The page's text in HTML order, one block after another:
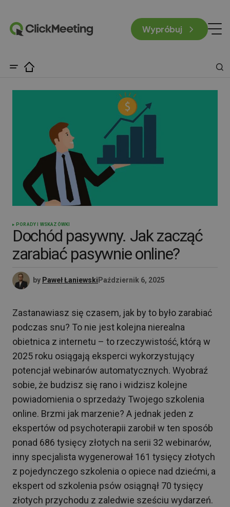
Wypróbuj
PORADY I WSKAZÓWKI
Dochód pasywny. Jak zacząć
zarabiać pasywnie online?
by Paweł Łaniewski Październik 6, 2025
Zastanawiasz się czasem, jak by to było zarabiać
podczas snu? To nie jest kolejna nierealna
obietnica z internetu – to rzeczywistość, którą w
2025 roku osiągają eksperci wykorzystujący
potencjał webinarów automatycznych. Wyobraź
sobie, że budzisz się rano i widzisz kolejne
powiadomienia o sprzedaży Twojego szkolenia
online. Brzmi jak marzenie? A jednak jeden z
ekspertów od psychoterapii zarobił w ten sposób
ponad 686 tysięcy złotych na serii 32 webinarów,
inny specjalista wygenerował 161 tysięcy złotych
z pojedynczego szkolenia o opiece nad dziećmi, a
ekspert od szkolenia psów osiągnął 70 tysięcy
złotych przychodu z zaledwie sześciu wydarzeń.